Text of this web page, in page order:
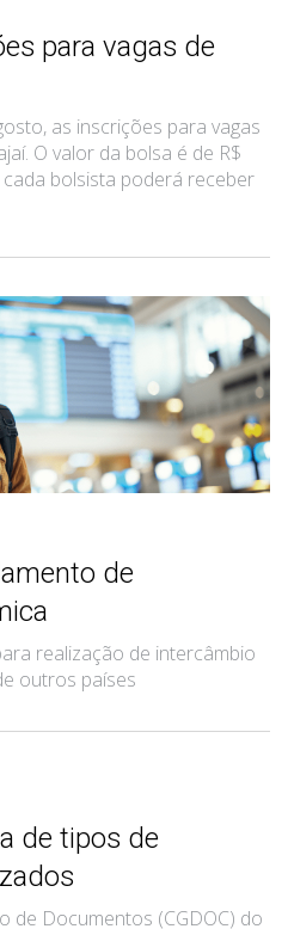
para vagas de
as inscrições para vagas
O valor da bolsa é de R$
bolsista poderá receber
de
realização de intercâmbio
outros países
de tipos de
de Documentos (CGDOC) do